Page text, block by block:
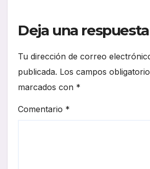
Deja una respuesta
Tu dirección de correo
publicada. Los campos
marcados con *
Comentario *